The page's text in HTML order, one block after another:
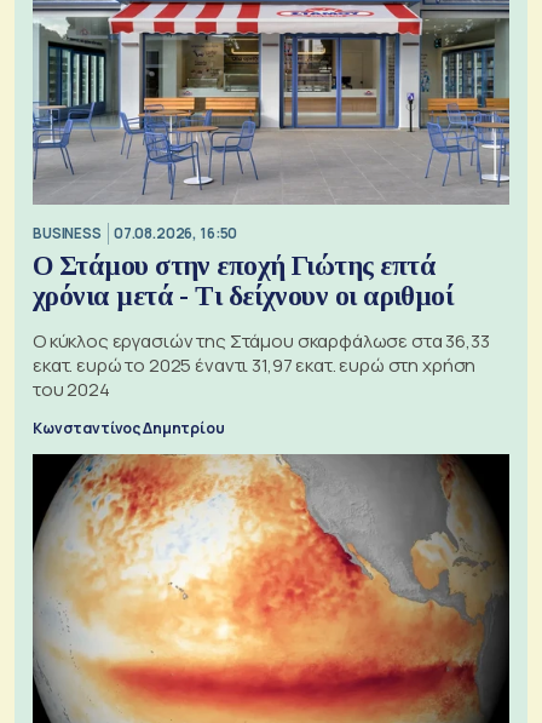
BUSINESS 07.08.2026, 16:50
Ο Στάμου στην εποχή Γιώτης επτά
χρόνια μετά - Τι δείχνουν οι αριθμοί
Ο κύκλος εργασιών της Στάμου σκαρφάλωσε στα 36,33
εκατ. ευρώ το 2025 έναντι 31,97 εκατ. ευρώ στη χρήση
του 2024
Κωνσταντίνος Δημητρίου